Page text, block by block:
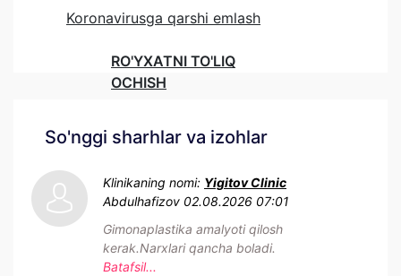
Koronavirusga qarshi emlash
RO'YXATNI TO'LIQ
OCHISH
So'nggi sharhlar va izohlar
Klinikaning nomi: Yigitov Clinic
Abdulhafizov 02.08.2026 07:01
Gimonaplastika amalyoti qilosh
kerak.Narxlari qancha boladi.
Batafsil...